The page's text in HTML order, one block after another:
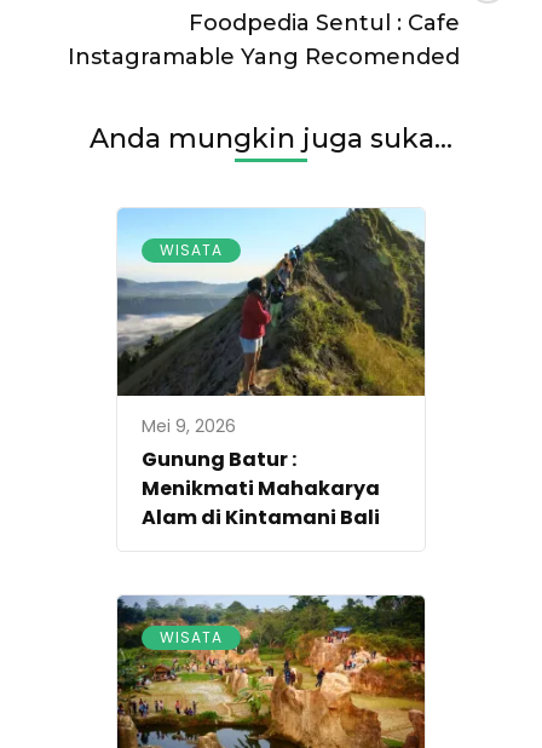
Foodpedia Sentul : Cafe
Instagramable Yang Recomended
Anda mungkin juga suka...
WISATA
Mei 9, 2026
Gunung Batur :
Menikmati Mahakarya
Alam di Kintamani Bali
WISATA